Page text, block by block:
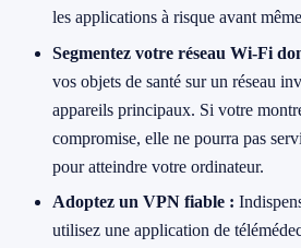
les applications à risque avant
Segmentez votre réseau Wi-Fi
vos objets de santé sur un réseau
appareils principaux. Si votre
compromise, elle ne pourra pas
pour atteindre votre ordinateur.
Adoptez un VPN fiable :
utilisez une application de